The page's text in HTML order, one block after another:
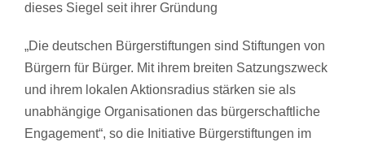
dieses Siegel seit ihrer Gründung
„Die deutschen Bürgerstiftungen sind Stiftungen von
Bürgern für Bürger. Mit ihrem breiten Satzungszweck
und ihrem lokalen Aktionsradius stärken sie als
unabhängige Organisationen das bürgerschaftliche
Engagement“, so die Initiative Bürgerstiftungen im